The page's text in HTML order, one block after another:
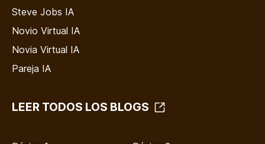
Steve Jobs IA
Novio Virtual IA
Novia Virtual IA
Pareja IA
LEER TODOS LOS BLOGS